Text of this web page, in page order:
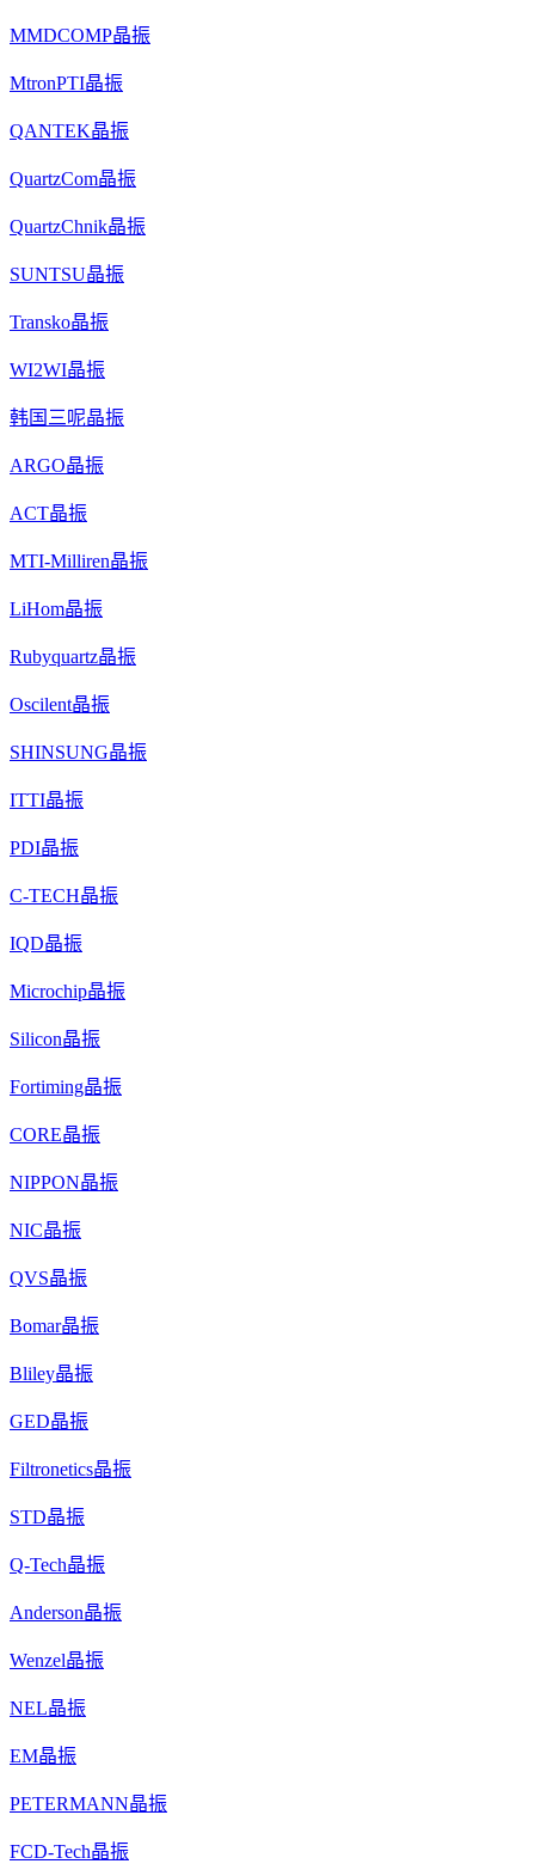
MMDCOMP晶振
MtronPTI晶振
QANTEK晶振
QuartzCom晶振
QuartzChnik晶振
SUNTSU晶振
Transko晶振
WI2WI晶振
韩国三呢晶振
ARGO晶振
ACT晶振
MTI-Milliren晶振
LiHom晶振
Rubyquartz晶振
Oscilent晶振
SHINSUNG晶振
ITTI晶振
PDI晶振
C-TECH晶振
IQD晶振
Microchip晶振
Silicon晶振
Fortiming晶振
CORE晶振
NIPPON晶振
NIC晶振
QVS晶振
Bomar晶振
Bliley晶振
GED晶振
Filtronetics晶振
STD晶振
Q-Tech晶振
Anderson晶振
Wenzel晶振
NEL晶振
EM晶振
PETERMANN晶振
FCD-Tech晶振